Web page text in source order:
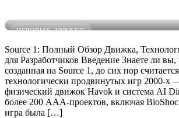
ИГРОВЫЕ ДВИЖКИ
Source 1: Полный Обзор Движка,
для Разработчиков Введение Знаете ли
созданная на Source 1, до сих пор
технологически продвинутых игр 2000-х
физический движок Havok и система AI
более 200 AAA-проектов, включая
игра была […]